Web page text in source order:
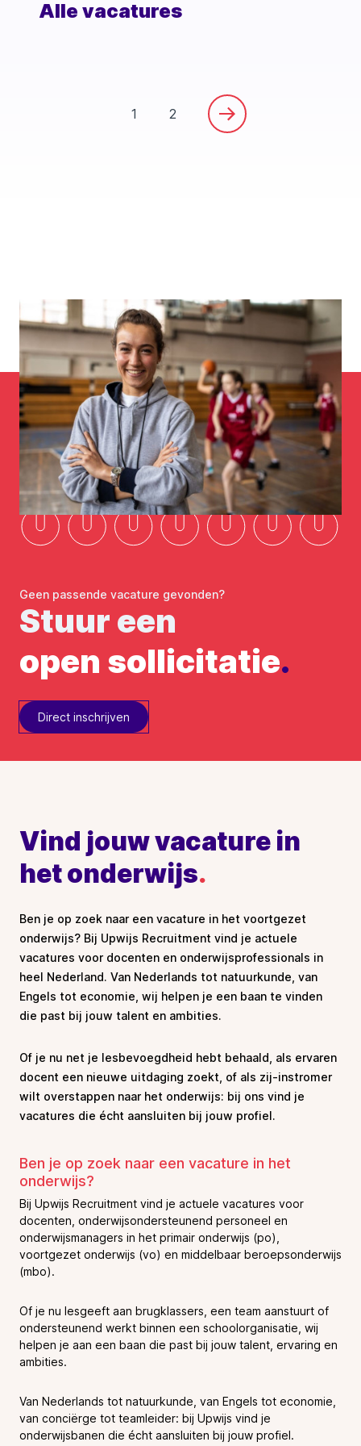
Alle vacatures
1 2
Geen passende vacature gevonden?
Stuur een
open sollicitatie.
Direct inschrijven
Vind jouw vacature in
het onderwijs.
Ben je op zoek naar een vacature in het voortgezet
onderwijs? Bij Upwijs Recruitment vind je actuele
vacatures voor docenten en onderwijsprofessionals in
heel Nederland. Van Nederlands tot natuurkunde, van
Engels tot economie, wij helpen je een baan te vinden
die past bij jouw talent en ambities.
Of je nu net je lesbevoegdheid hebt behaald, als ervaren
docent een nieuwe uitdaging zoekt, of als zij-instromer
wilt overstappen naar het onderwijs: bij ons vind je
vacatures die écht aansluiten bij jouw profiel.
Ben je op zoek naar een vacature in het
onderwijs?
Bij Upwijs Recruitment vind je actuele vacatures voor
docenten, onderwijsondersteunend personeel en
onderwijsmanagers in het primair onderwijs (po),
voortgezet onderwijs (vo) en middelbaar beroepsonderwijs
(mbo).
Of je nu lesgeeft aan brugklassers, een team aanstuurt of
ondersteunend werkt binnen een schoolorganisatie, wij
helpen je aan een baan die past bij jouw talent, ervaring en
ambities.
Van Nederlands tot natuurkunde, van Engels tot economie,
van conciërge tot teamleider: bij Upwijs vind je
onderwijsbanen die écht aansluiten bij jouw profiel.